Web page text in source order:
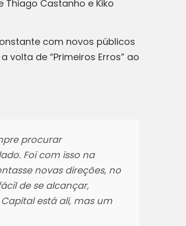
Castanho e Kiko
com novos públicos
de “Primeiros Erros” ao
procurar
Foi com isso na
novas direções, no
de se alcançar,
está ali, mas um